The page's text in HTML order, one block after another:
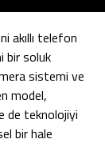
akıllı telefon
bir soluk
sistemi ve
model,
de teknolojiyi
bir hale